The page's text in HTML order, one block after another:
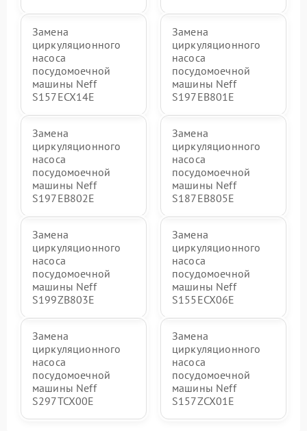
Замена
циркуляционного
насоса
посудомоечной
машины Neff
S157ECX14E
Замена
циркуляционного
насоса
посудомоечной
машины Neff
S197EB801E
Замена
циркуляционного
насоса
посудомоечной
машины Neff
S197EB802E
Замена
циркуляционного
насоса
посудомоечной
машины Neff
S187EB805E
Замена
циркуляционного
насоса
посудомоечной
машины Neff
S199ZB803E
Замена
циркуляционного
насоса
посудомоечной
машины Neff
S155ECX06E
Замена
циркуляционного
насоса
посудомоечной
машины Neff
S297TCX00E
Замена
циркуляционного
насоса
посудомоечной
машины Neff
S157ZCX01E